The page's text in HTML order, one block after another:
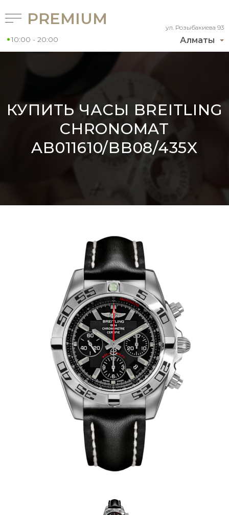
Алматы
ул. Розыбакиева 93
PREMIUM
10:00 - 20:00
КУПИТЬ ЧАСЫ BREITLING
CHRONOMAT
AB011610/BB08/435X